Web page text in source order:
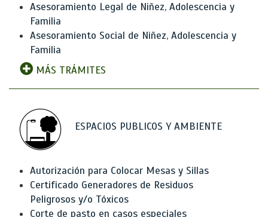
Asesoramiento Legal de Niñez, Adolescencia y
Familia
Asesoramiento Social de Niñez, Adolescencia y
Familia
MÁS TRÁMITES
ESPACIOS PUBLICOS Y AMBIENTE
Autorización para Colocar Mesas y Sillas
Certificado Generadores de Residuos
Peligrosos y/o Tóxicos
Corte de pasto en casos especiales